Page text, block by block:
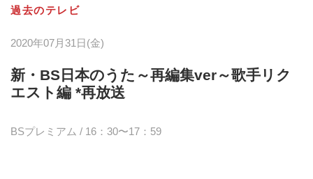
過去のテレビ
2020年07月31日(金)
新・BS日本のうた～再編集ver～歌手リク
エスト編 *再放送
BSプレミアム / 16：30〜17：59